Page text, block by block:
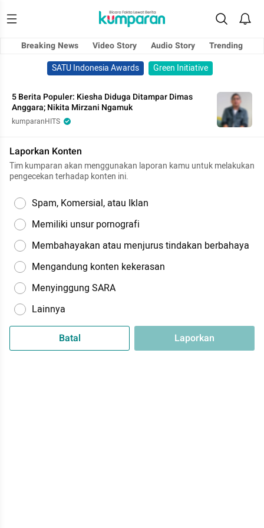
Breaking News Video Story Audio Story
Trending
SATU Indonesia Awards
Green Initiative
5 Berita Populer: Kiesha Diduga Ditampar Dimas
Anggara; Nikita Mirzani Ngamuk
kumparanHITS
Laporkan Konten
Tim kumparan akan menggunakan laporan kamu untuk melakukan
pengecekan terhadap konten ini.
Spam, Komersial, atau Iklan
Memiliki unsur pornografi
Membahayakan atau menjurus tindakan berbahaya
Mengandung konten kekerasan
Menyinggung SARA
Lainnya
Batal Laporkan